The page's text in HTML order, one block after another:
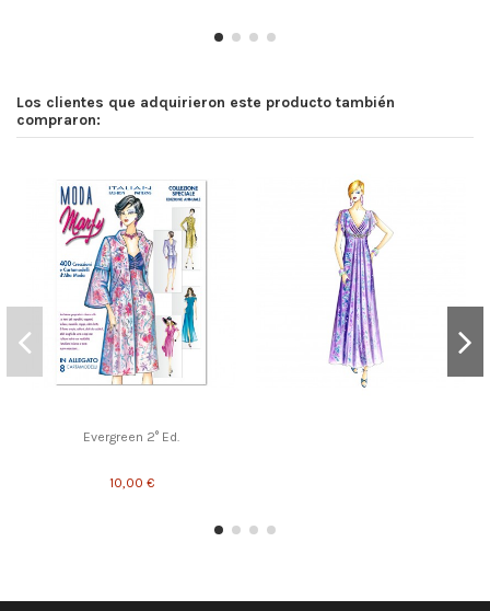
Los clientes que adquirieron este producto también
compraron:
Evergreen 2° Ed.
10,00 €